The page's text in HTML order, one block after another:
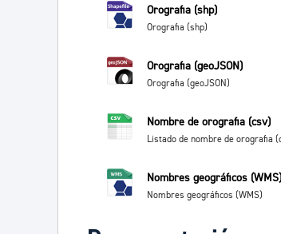
Orografia (shp)
Orografia (shp)
Orografia (geoJSON)
Orografia (geoJSON)
Nombre de orografia (csv)
Listado de nombre de orografia
Nombres geográficos (WMS)
Nombres geográficos (WMS)